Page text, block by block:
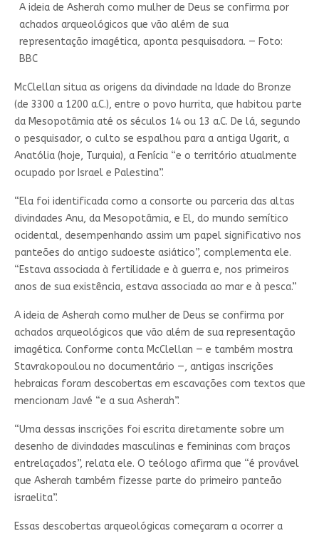
A ideia de Asherah como mulher de Deus se confirma por
achados arqueológicos que vão além de sua
representação imagética, aponta pesquisadora. — Foto:
BBC
McClellan situa as origens da divindade na Idade do Bronze
(de 3300 a 1200 a.C.), entre o povo hurrita, que habitou parte
da Mesopotâmia até os séculos 14 ou 13 a.C. De lá, segundo
o pesquisador, o culto se espalhou para a antiga Ugarit, a
Anatólia (hoje, Turquia), a Fenícia “e o território atualmente
ocupado por Israel e Palestina”.
“Ela foi identificada como a consorte ou parceria das altas
divindades Anu, da Mesopotâmia, e El, do mundo semítico
ocidental, desempenhando assim um papel significativo nos
panteões do antigo sudoeste asiático”, complementa ele.
“Estava associada à fertilidade e à guerra e, nos primeiros
anos de sua existência, estava associada ao mar e à pesca.”
A ideia de Asherah como mulher de Deus se confirma por
achados arqueológicos que vão além de sua representação
imagética. Conforme conta McClellan — e também mostra
Stavrakopoulou no documentário —, antigas inscrições
hebraicas foram descobertas em escavações com textos que
mencionam Javé “e a sua Asherah”.
“Uma dessas inscrições foi escrita diretamente sobre um
desenho de divindades masculinas e femininas com braços
entrelaçados”, relata ele. O teólogo afirma que “é provável
que Asherah também fizesse parte do primeiro panteão
israelita”.
Essas descobertas arqueológicas começaram a ocorrer a